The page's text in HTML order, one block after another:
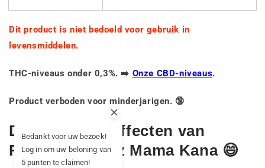
Dit product is niet bedoeld voor gebruik in
levensmiddelen.
THC-niveaus onder 0,3%. ➡️ Onze CBD-niveaus.
Product verboden voor minderjarigen. 🔞
De mogelijke effecten van
Rainbow Runtz Mama Kana 😄
Bedankt voor uw bezoek!
Log in om uw beloning van
5 punten te claimen!